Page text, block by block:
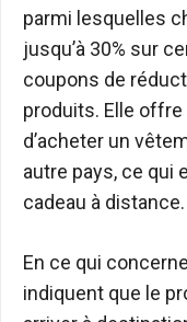
parmi lesquelles
jusqu’à 30% sur
coupons de
produits. Elle
d’acheter un
autre pays, ce qui
cadeau à distance.
En ce qui
indiquent que le